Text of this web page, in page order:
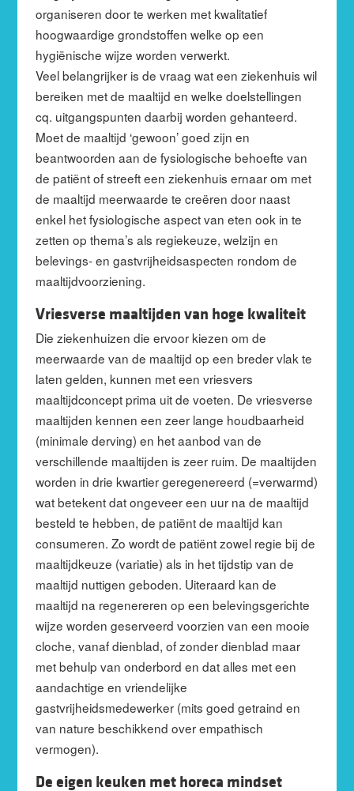
organiseren door te werken met kwalitatief
hoogwaardige grondstoffen welke op een
hygiënische wijze worden verwerkt.
Veel belangrijker is de vraag wat een ziekenhuis wil
bereiken met de maaltijd en welke doelstellingen
cq. uitgangspunten daarbij worden gehanteerd.
Moet de maaltijd ‘gewoon’ goed zijn en
beantwoorden aan de fysiologische behoefte van
de patiënt of streeft een ziekenhuis ernaar om met
de maaltijd meerwaarde te creëren door naast
enkel het fysiologische aspect van eten ook in te
zetten op thema’s als regiekeuze, welzijn en
belevings- en gastvrijheidsaspecten rondom de
maaltijdvoorziening.
Vriesverse maaltijden van hoge kwaliteit
Die ziekenhuizen die ervoor kiezen om de
meerwaarde van de maaltijd op een breder vlak te
laten gelden, kunnen met een vriesvers
maaltijdconcept prima uit de voeten. De vriesverse
maaltijden kennen een zeer lange houdbaarheid
(minimale derving) en het aanbod van de
verschillende maaltijden is zeer ruim. De maaltijden
worden in drie kwartier geregenereerd (=verwarmd)
wat betekent dat ongeveer een uur na de maaltijd
besteld te hebben, de patiënt de maaltijd kan
consumeren. Zo wordt de patiënt zowel regie bij de
maaltijdkeuze (variatie) als in het tijdstip van de
maaltijd nuttigen geboden. Uiteraard kan de
maaltijd na regenereren op een belevingsgerichte
wijze worden geserveerd voorzien van een mooie
cloche, vanaf dienblad, of zonder dienblad maar
met behulp van onderbord en dat alles met een
aandachtige en vriendelijke
gastvrijheidsmedewerker (mits goed getraind en
van nature beschikkend over empathisch
vermogen).
De eigen keuken met horeca mindset